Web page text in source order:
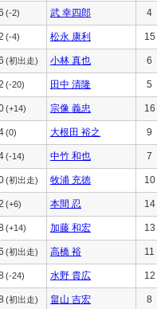
(-2) 武 幸四郎 4
(-4) 松永 康利 15
(初出走) 小林 真也 6
(-20) 田中 清隆 5
(+14) 宗像 義忠 16
(0) 大根田 裕之 9
(-14) 中竹 和也 7
(初出走) 牧浦 充徳 10
(+6) 本間 忍 14
(+14) 加藤 和宏 13
(初出走) 高橋 裕 11
(-24) 水野 貴広 12
(初出走) 畠山 吉宏 8